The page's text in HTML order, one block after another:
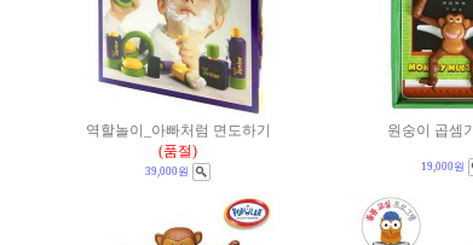
역할놀이_아빠처럼 면도하기
(품절)
39,000원
원숭이 곱셈기
19,000원